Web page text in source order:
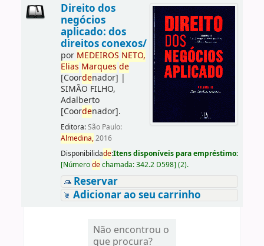
Direito dos
negócios
aplicado: dos
direitos conexos/
por MEDEIROS NETO,
Elias Marques de
[Coordenador] |
SIMÃO FILHO,
Adalberto
[Coordenador].
Editora:São Paulo:
Almedina,2016
Disponibilidade:Itens disponíveis para empréstimo:
[Númerodechamada:342.2 D598] (2).
Reservar
Adicionar ao seu carrinho
Não encontrou o
que procura?